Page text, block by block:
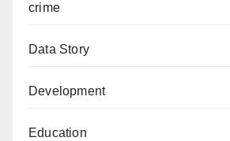
crime
Data Story
Development
Education